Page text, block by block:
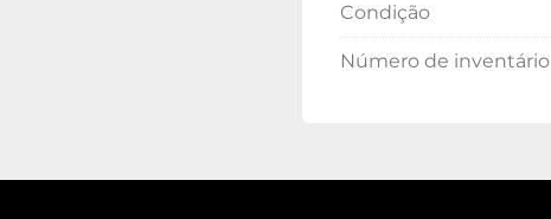
Condição
Número de inventário